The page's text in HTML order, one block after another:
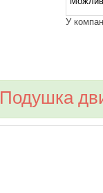
У
Подушка